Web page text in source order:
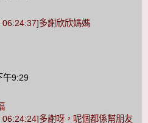
多謝欣欣媽媽
午9:29
多謝呀，呢個都係幫朋友